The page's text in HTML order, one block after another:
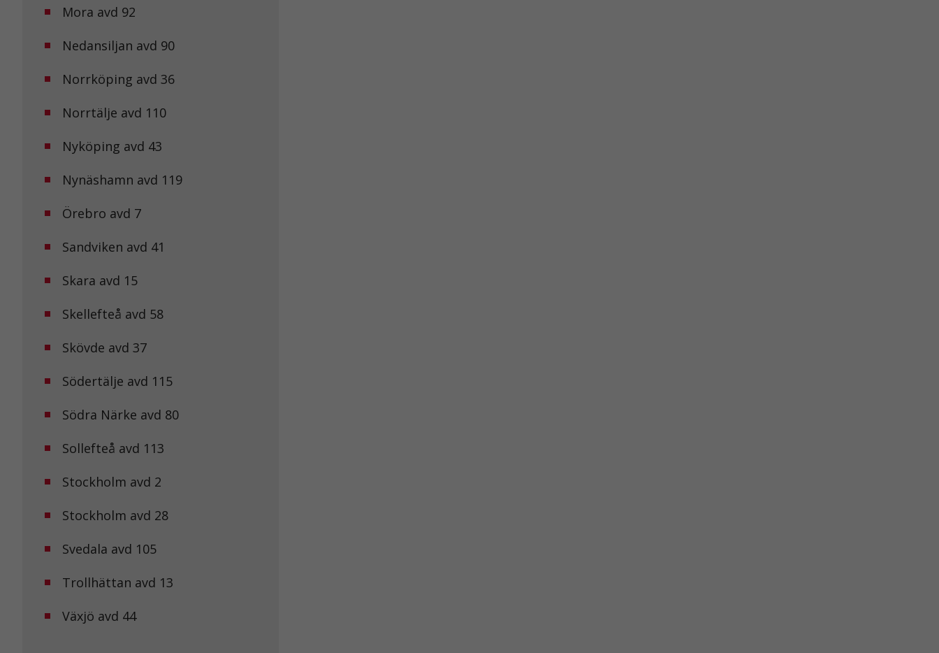
Mora avd 92
Nedansiljan avd 90
Norrköping avd 36
Norrtälje avd 110
Nyköping avd 43
Nynäshamn avd 119
Örebro avd 7
Sandviken avd 41
Skara avd 15
Skellefteå avd 58
Skövde avd 37
Södertälje avd 115
Södra Närke avd 80
Sollefteå avd 113
Stockholm avd 2
Stockholm avd 28
Svedala avd 105
Trollhättan avd 13
Växjö avd 44